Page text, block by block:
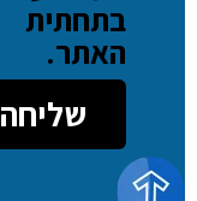
בתחתית
האתר.
שליחה